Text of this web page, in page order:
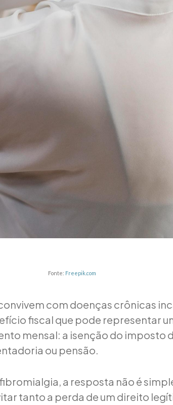
Fonte: Freepik.com
com doenças crônicas
fiscal que pode representar
mensal: a isenção do imposto
ou pensão.
a resposta não é
tanto a perda de um direito